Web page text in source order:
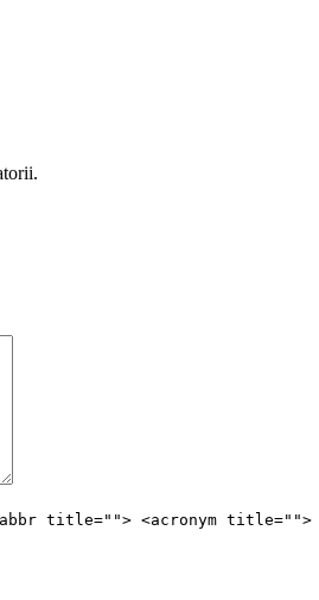
title=""> <acronym title="">